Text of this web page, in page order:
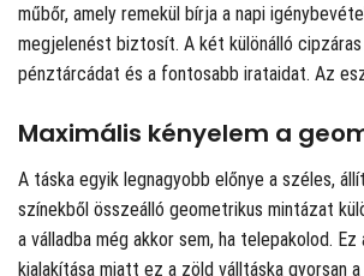
műbőr, amely remekül bírja a napi
megjelenést biztosít. A két különálló
pénztárcádat és a fontosabb irataidat. Az
Maximális kényelem a
A táska egyik legnagyobb előnye a széles,
színekből összeálló geometrikus mintázat
a válladba még akkor sem, ha telepakolod.
kialakítása miatt ez a zöld válltáska gyorsan